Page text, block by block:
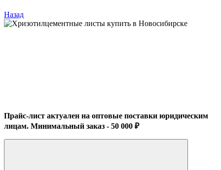
Назад
Прайс-лист актуален на оптовые поставки юридическим
лицам. Минимальный заказ - 50 000 ₽